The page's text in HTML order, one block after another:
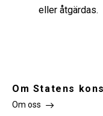
eller åtgärdas.
Om Statens
Om oss